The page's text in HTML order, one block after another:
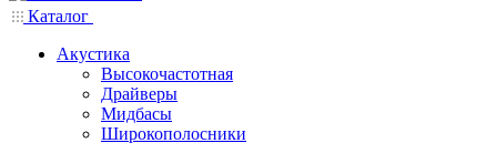
Каталог
Акустика
Высокочастотная
Драйверы
Мидбасы
Широкополосники